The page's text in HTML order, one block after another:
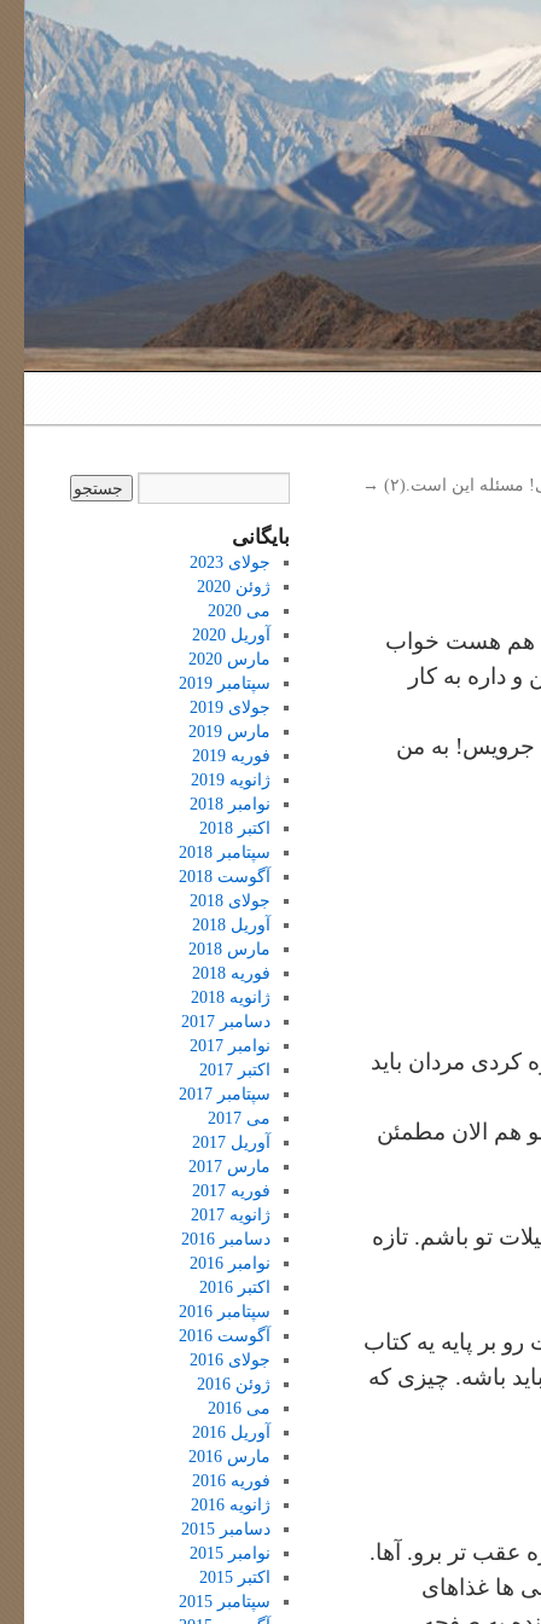
مسئله این است.(۲) →
هم هست خواب
داره به کار
جرویس! به من
کردی مردان باید
هم الان مطمئن
تو باشم. تازه
بر پایه یه کتاب
باشه. چیزی که
عقب تر برو. آها.
ها غذاهای
بایگانی
جولای 2023
ژوئن 2020
می 2020
آوریل 2020
مارس 2020
سپتامبر 2019
جولای 2019
مارس 2019
فوریه 2019
ژانویه 2019
نوامبر 2018
اکتبر 2018
سپتامبر 2018
آگوست 2018
جولای 2018
آوریل 2018
مارس 2018
فوریه 2018
ژانویه 2018
دسامبر 2017
نوامبر 2017
اکتبر 2017
سپتامبر 2017
می 2017
آوریل 2017
مارس 2017
فوریه 2017
ژانویه 2017
دسامبر 2016
نوامبر 2016
اکتبر 2016
سپتامبر 2016
آگوست 2016
جولای 2016
ژوئن 2016
می 2016
آوریل 2016
مارس 2016
فوریه 2016
ژانویه 2016
دسامبر 2015
نوامبر 2015
اکتبر 2015
سپتامبر 2015